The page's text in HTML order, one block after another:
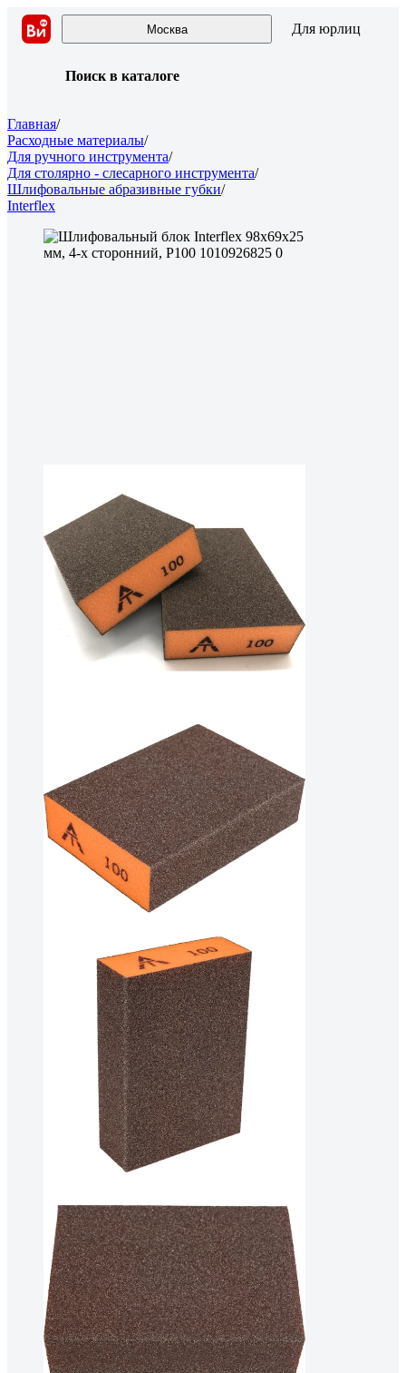
Москва Для юрлиц
Поиск в каталоге
Главная/
Расходные материалы/
Для ручного инструмента/
Для столярно - слесарного инструмента/
Шлифовальные абразивные губки/
Interflex